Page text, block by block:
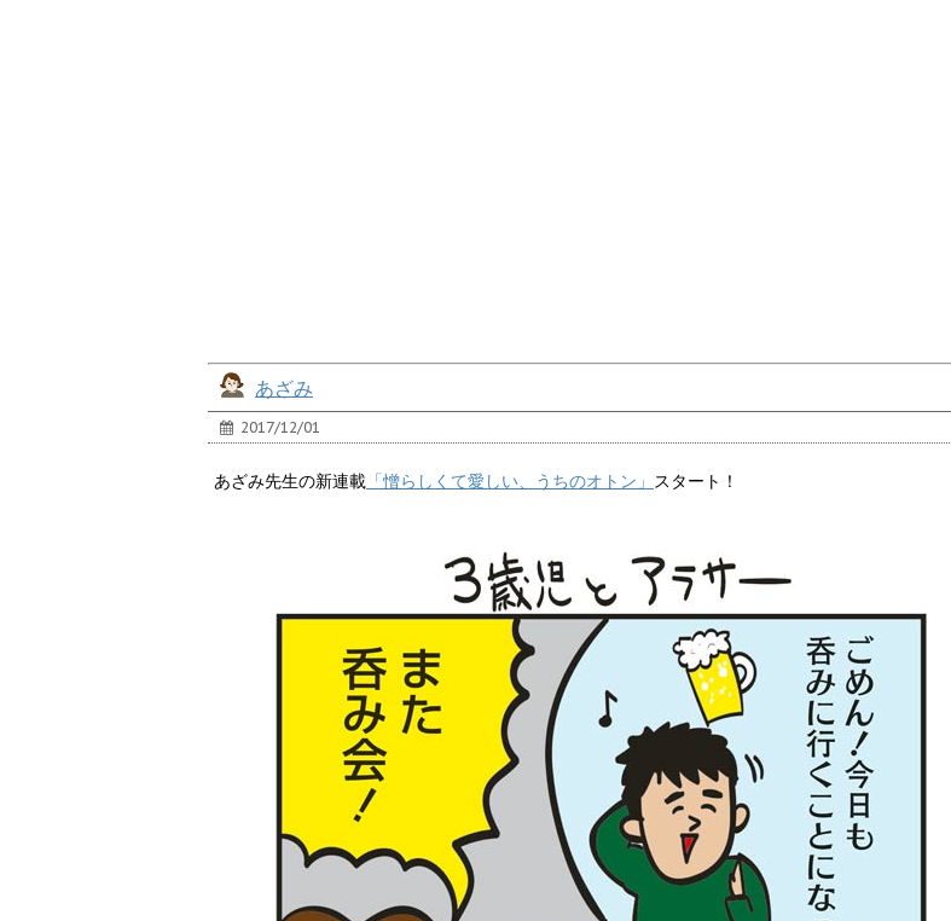
あざみ
2017/12/01
あざみ先生の新連載 「憎らしくて愛しい、うちのオトン」 スタート！